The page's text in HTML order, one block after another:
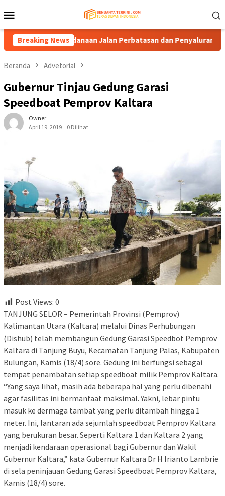
ke
Mobile
Breaking News
Pendanaan Jalan Perbatasan dan Penyaluran DBH
Beranda Advetorial
Gubernur Tinjau Gedung Garasi
Speedboat Pemprov Kaltara
Owner
April 19, 2019
0 Dilihat
Post Views: 0
TANJUNG SELOR – Pemerintah Provinsi (Pemprov)
Kalimantan Utara (Kaltara) melalui Dinas Perhubungan
(Dishub) telah membangun Gedung Garasi Speedbot Pemprov
Kaltara di Tanjung Buyu, Kecamatan Tanjung Palas, Kabupaten
Bulungan, Kamis (18/4) sore. Gedung ini berfungsi sebagai
tempat penambatan setiap speedboat milik Pemprov Kaltara.
“Yang saya lihat, masih ada beberapa hal yang perlu dibenahi
agar fasilitas ini bermanfaat maksimal. Yakni, lebar pintu
masuk ke dermaga tambat yang perlu ditambah hingga 1
meter. Ini, lantaran ada sejumlah speedboat Pemprov Kaltara
yang berukuran besar. Seperti Kaltara 1 dan Kaltara 2 yang
menjadi kendaraan operasional bagi Gubernur dan Wakil
Gubernur Kaltara,” kata Gubernur Kaltara Dr H Irianto Lambrie
di sela peninjauan Gedung Garasi Speedboat Pemprov Kaltara,
Kamis (18/4) sore.